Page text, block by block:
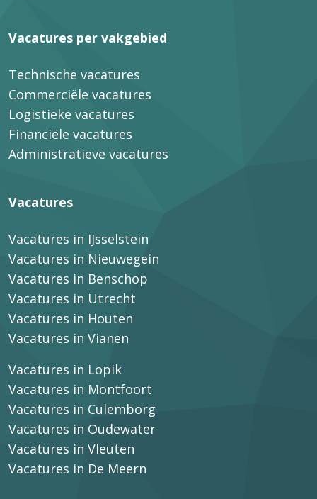
Vacatures per vakgebied
Technische vacatures
Commerciële vacatures
Logistieke vacatures
Financiële vacatures
Administratieve vacatures
Vacatures
Vacatures in IJsselstein
Vacatures in Nieuwegein
Vacatures in Benschop
Vacatures in Utrecht
Vacatures in Houten
Vacatures in Vianen
Vacatures in Lopik
Vacatures in Montfoort
Vacatures in Culemborg
Vacatures in Oudewater
Vacatures in Vleuten
Vacatures in De Meern